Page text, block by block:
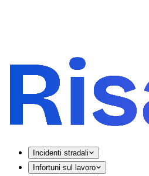
Incidenti stradali
Infortuni sul lavoro